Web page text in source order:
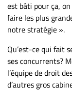
est bâti pour ça,
faire les plus
notre stratégie ».
Qu’est-ce qui fait
ses concurrents?
l’équipe de droit
d’autres gros